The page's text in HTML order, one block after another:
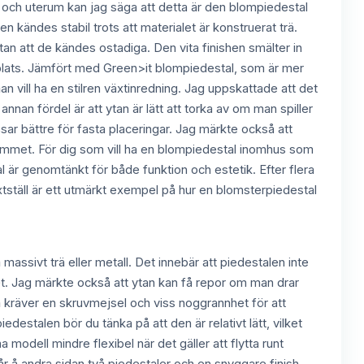
uterum kan jag säga att detta är den blompiedestal
kändes stabil trots att materialet är konstruerat trä.
att de kändes ostadiga. Den vita finishen smälter in
Jämfört med Green>it blompiedestal, som är mer
vill ha en stilren växtinredning. Jag uppskattade att det
fördel är att ytan är lätt att torka av om man spiller
bättre för fasta placeringar. Jag märkte också att
För dig som vill ha en blompiedestal inomhus som
genomtänkt för både funktion och estetik. Efter flera
är ett utmärkt exempel på hur en blomsterpiedestal
trä eller metall. Det innebär att piedestalen inte
Jag märkte också att ytan kan få repor om man drar
en skruvmejsel och viss noggrannhet för att
bör du tänka på att den är relativt lätt, vilket
modell mindre flexibel när det gäller att flytta runt